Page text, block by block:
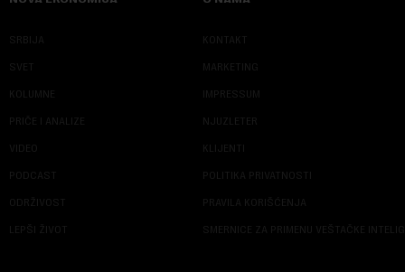
SRBIJA
SVET
KOLUMNE
PRIČE I ANALIZE
VIDEO
PODCAST
ODRŽIVOST
LEPŠI ŽIVOT
KONTAKT
MARKETING
IMPRESSUM
NJUZLETER
KLIJENTI
POLITIKA PRIVATNOSTI
PRAVILA KORIŠĆENJA
SMERNICE ZA PRIMENU VEŠTAČKE